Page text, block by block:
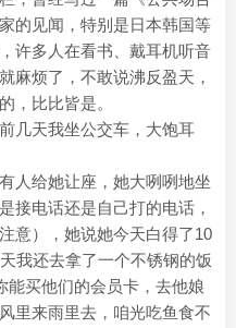
的见闻，特别是日本韩国等
许多人在看书、戴耳机听音
麻烦了，不敢说沸反盈天，
，比比皆是。
几天我坐公交车，大饱耳
人给她让座，她大咧咧地坐
接电话还是自己打的电话，
意），她说她今天白得了10
我还去拿了一个不锈钢的饭
能买他们的会员卡，去他娘
里来雨里去，咱光吃鱼食不